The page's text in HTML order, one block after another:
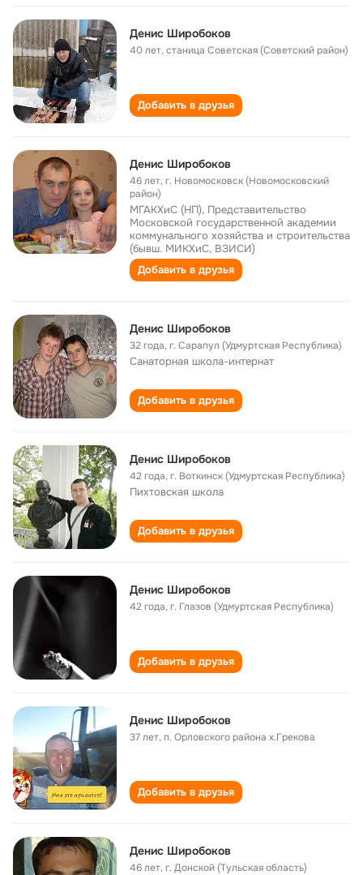
Денис Широбоков
40 лет,станица Советская (Советский район)
Добавить в друзья
Денис Широбоков
46 лет,г. Новомосковск (Новомосковский
район)
МГАКХиС (НП), Представительство
Московской государственной академии
коммунального хозяйства и строительства
(бывш. МИКХиС, ВЗИСИ)
Добавить в друзья
Денис Широбоков
32 года,г. Сарапул (Удмуртская Республика)
Санаторная школа-интернат
Добавить в друзья
Денис Широбоков
42 года,г. Воткинск (Удмуртская Республика)
Пихтовская школа
Добавить в друзья
Денис Широбоков
42 года,г. Глазов (Удмуртская Республика)
Добавить в друзья
Денис Широбоков
37 лет,п. Орловского района х.Грекова
Добавить в друзья
Денис Широбоков
46 лет,г. Донской (Тульская область)